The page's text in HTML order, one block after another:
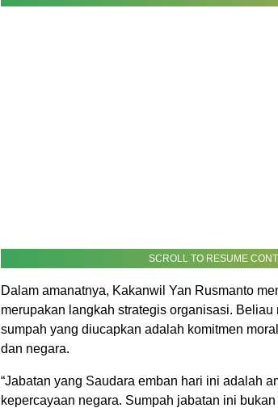
SCROLL TO RESUME
Dalam amanatnya, Kakanwil Yan Rusmanto
merupakan langkah strategis organisasi. Beliau
sumpah yang diucapkan adalah komitmen
dan negara.
“Jabatan yang Saudara emban hari ini adalah
kepercayaan negara. Sumpah jabatan ini